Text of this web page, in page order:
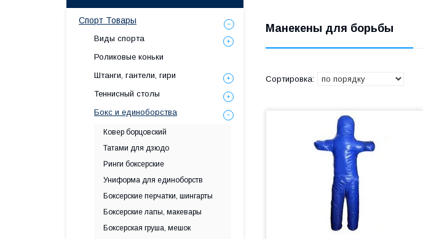
Манекены для борьбы
Спорт Товары
Виды спорта
Роликовые коньки
Штанги, гантели, гири
Теннисный столы
Бокс и единоборства
Ковер борцовский
Татами для дзюдо
Ринги боксерские
Униформа для единоборств
Боксерские перчатки, шингарты
Боксерские лапы, макевары
Боксерская груша, мешок